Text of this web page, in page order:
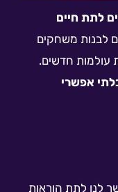
לתת חיים
לבנות משחקים
עולמות חדשים.
אפשרי
לנו לתת הוראות